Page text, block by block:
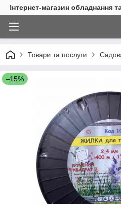
Інтернет-магазин обладнання
Товари та послуги
–15%